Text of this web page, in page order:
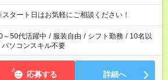
タート日はお気軽にご相談ください！
～50代活躍中 / 服装自由 / シフト勤務 / 10名以
パソコンスキル不要
応募する 詳細へ